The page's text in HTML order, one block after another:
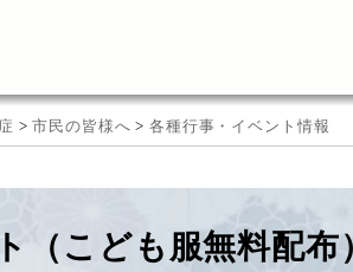
>市民の皆様へ >各種行事・イベント情報
こども服無料配布